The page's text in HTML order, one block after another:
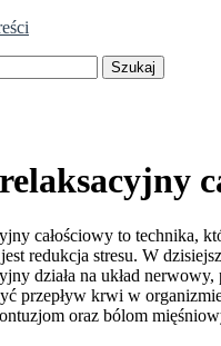
całościowy to technika,
redukcja stresu. W
działa na układ
przepływ krwi w
oraz bólom